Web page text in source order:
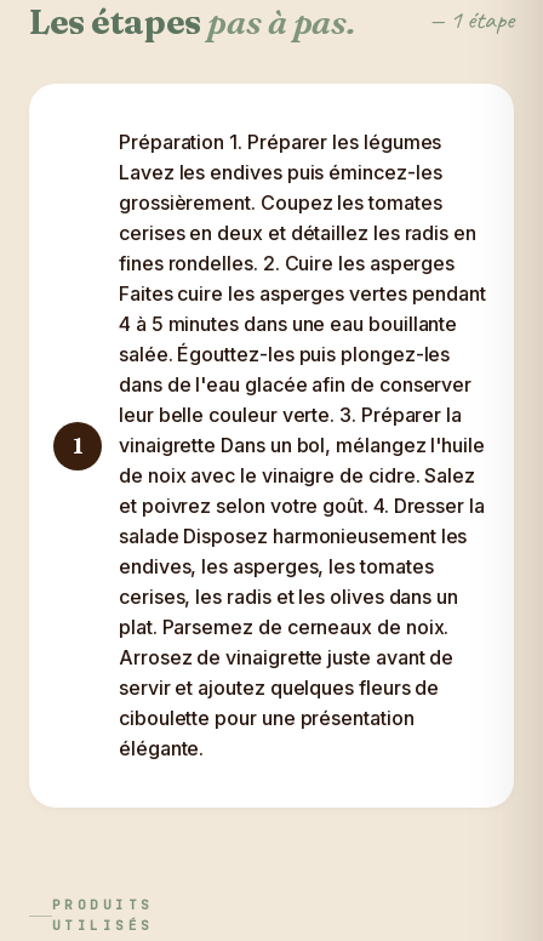
Les étapes pas à pas. — 1 étape
1
Préparation 1. Préparer les légumes
Lavez les endives puis émincez-les
grossièrement. Coupez les tomates
cerises en deux et détaillez les radis en
fines rondelles. 2. Cuire les asperges
Faites cuire les asperges vertes pendant
4 à 5 minutes dans une eau bouillante
salée. Égouttez-les puis plongez-les
dans de l'eau glacée afin de conserver
leur belle couleur verte. 3. Préparer la
vinaigrette Dans un bol, mélangez l'huile
de noix avec le vinaigre de cidre. Salez
et poivrez selon votre goût. 4. Dresser la
salade Disposez harmonieusement les
endives, les asperges, les tomates
cerises, les radis et les olives dans un
plat. Parsemez de cerneaux de noix.
Arrosez de vinaigrette juste avant de
servir et ajoutez quelques fleurs de
ciboulette pour une présentation
élégante.
PRODUITS
UTILISÉS